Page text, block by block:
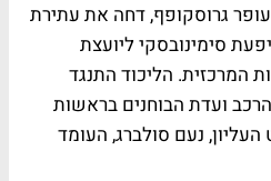
גרוסקופף, דחה את עתירת
סימינובסקי ליועצת
המרכזית. הליכוד התנגד
ועדת הבוחנים בראשות
נעם סולברג, העומד